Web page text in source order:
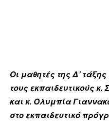
Οι μαθητές της Δ’
τους εκπαιδευτικούς
και κ. Ολυμπία
στο εκπαιδευτικό